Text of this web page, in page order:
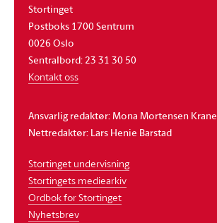
Stortinget
Postboks 1700 Sentrum
0026 Oslo
Sentralbord: 23 31 30 50
Kontakt oss
Ansvarlig redaktør: Mona Mortensen Krane
Nettredaktør: Lars Henie Barstad
Stortinget undervisning
Stortingets mediearkiv
Ordbok for Stortinget
Nyhetsbrev